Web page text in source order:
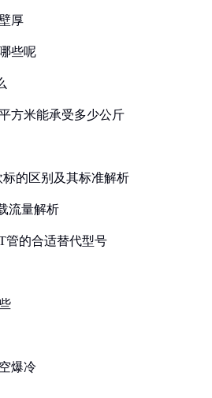
厚
些呢
方米能承受多少公斤
的区别及其标准解析
流量解析
管的合适替代型号
爆冷